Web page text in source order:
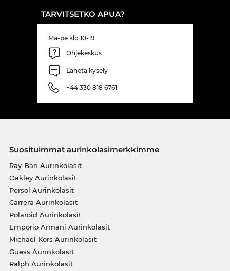
TARVITSETKO APUA?
Ma-pe klo 10-19
Ohjekeskus
Lähetä kysely
+44 330 818 6761
Suosituimmat aurinkolasimerkkimme
Ray-Ban Aurinkolasit
Oakley Aurinkolasit
Persol Aurinkolasit
Carrera Aurinkolasit
Polaroid Aurinkolasit
Emporio Armani Aurinkolasit
Michael Kors Aurinkolasit
Guess Aurinkolasit
Ralph Aurinkolasit